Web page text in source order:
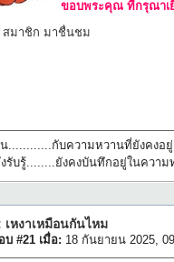
ขอบพระคุณ ที่กรุณาเ
มาชิก มาชื่นชม
น............กับความหวานที่ยังคงอยู่
รับรู้........ยังคงบันทึกอยู่ในความ
เหงาเหมือนกันไหม
บ #21 เมื่อ: 18 กันยายน 2025,